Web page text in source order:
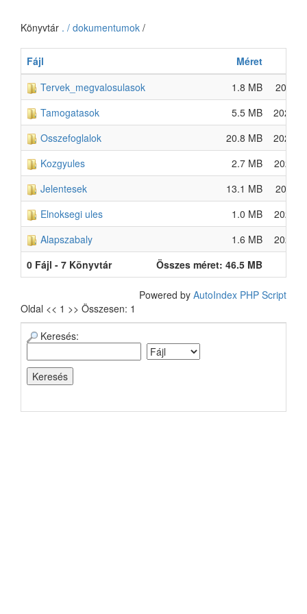
Könyvtár . / dokumentumok /
Fájl Méret
Tervek_megvalosulasok
1.8 MB
2025-
Tamogatasok
5.5 MB
2025-
Osszefoglalok
20.8 MB
2022-
Kozgyules
2.7 MB
2025-
Jelentesek
13.1 MB
2024-
Elnoksegi ules
1.0 MB
2025-
Alapszabaly
1.6 MB
2025-
0 Fájl - 7 Könyvtár
Összes méret: 46.5 MB
Powered by AutoIndex PHP Script
Oldal << 1 >> Összesen: 1
Keresés: